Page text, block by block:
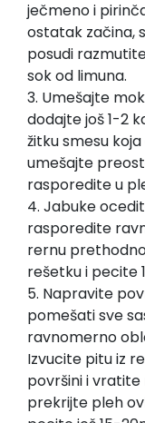
ječmeno i
ostatak začina,
posudi
sok od limuna.
3. Umešajte
dodajte još 1-2
žitku smesu
umešajte
rasporedite u
4. Jabuke
rasporedite
rernu
rešetku i pecite
5. Napravite
pomešati sve
ravnomerno
Izvucite pitu iz
površini i
prekrijte pleh